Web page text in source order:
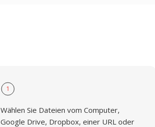
1
Wählen Sie Dateien vom Computer,
Google Drive, Dropbox, einer URL oder